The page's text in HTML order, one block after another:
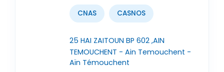
CNAS CASNOS
25 HAI ZAITOUN BP 602 ,AIN
TEMOUCHENT - Ain Temouchent -
Aïn Témouchent